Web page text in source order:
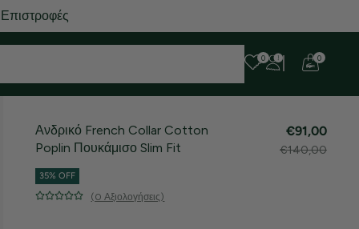
0 0
Ανδρικό French Collar Cotton
Poplin Πουκάμισο Slim Fit
€91,00
€140,00
35% OFF
(0 Αξιολογήσεις)